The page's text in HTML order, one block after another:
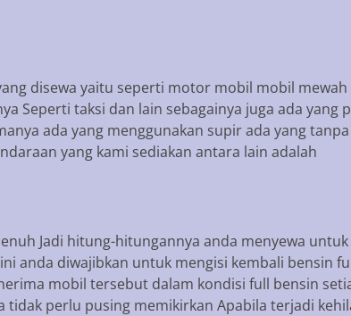
disewa yaitu seperti motor mobil mobil mewah
Seperti taksi dan lain sebagainya juga ada yang
ada yang menggunakan supir ada yang
yang kami sediakan antara lain adalah
Jadi hitung-hitungannya anda menyewa
anda diwajibkan untuk mengisi kembali bensin
mobil tersebut dalam kondisi full bensin
perlu pusing memikirkan Apabila terjadi